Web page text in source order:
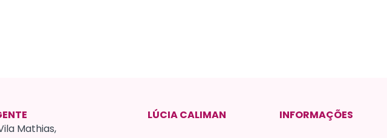
Mathias,
LÚCIA CALIMAN INFORMAÇÕES